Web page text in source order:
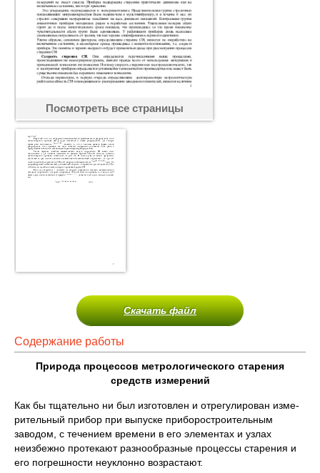
Посмотреть все страницы
Скачать файл
Содержание работы
Природа процессов метрологического старения
средств измерений
Как бы тщательно ни был изготовлен и отрегулирован изме­
рительный прибор при выпуске приборостроительным
заводом, с течением времени в его элементах и узлах
неизбежно проте­кают разнообразные процессы старения и
его погрешности не­уклонно возрастают.